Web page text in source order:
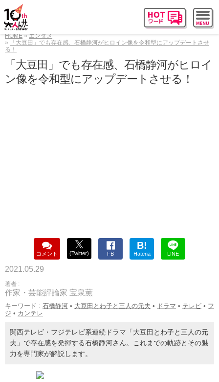
HOME
エンタメ
「大豆田」でも存在感、石橋静河がヒロイン像を令和型にアップデートさせ
る！
「大豆田」でも存在感、石橋静河がヒロイ
ン像を令和型にアップデートさせる！
コメント (Twitter) FB
B!
Hatena LINE
2021.05.29
著者 :
作家・芸能評論家 宝泉薫
キーワード : 石橋静河 • 大豆田とわ子と三人の元夫 • ドラマ • テレビ • フ
ジ • カンテレ
関西テレビ・フジテレビ系連続ドラマ「大豆田とわ子と三人の元
夫」で存在感を発揮する石橋静河さん。これまでの軌跡とその魅
力を専門家が解説します。